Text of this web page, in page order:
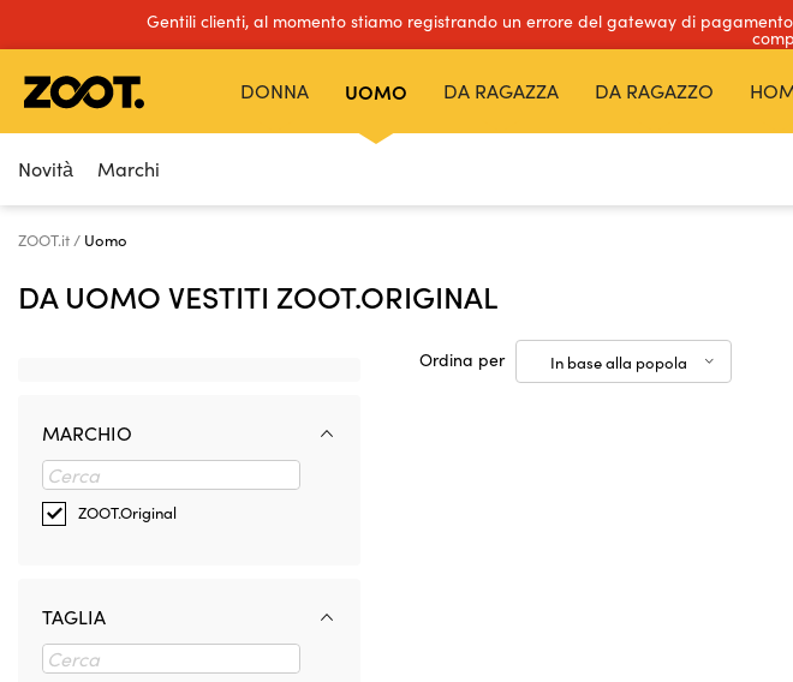
Gentili clienti, al momento stiamo registrando un errore del gateway di
DONNA UOMO
Novità Marchi
DA RAGAZZA DA RAGAZZO
ZOOT.it Uomo
DA UOMO VESTITI ZOOT.ORIGINAL
Ordina per In base alla popolarità
MARCHIO
ZOOT.Original
TAGLIA